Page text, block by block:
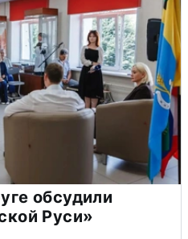
обсудили
Руси»